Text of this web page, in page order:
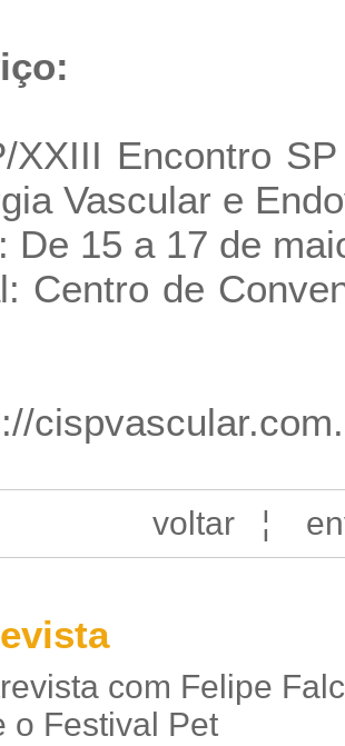
XXIII Encontro
Vascular e
De 15 a 17 de
Centro de
voltar¦
com Felipe
o Festival Pet